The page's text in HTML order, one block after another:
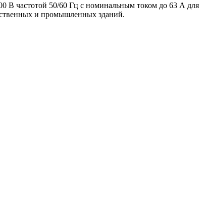
В частотой 50/60 Гц с номинальным током до 63 А для
и промышленных зданий.